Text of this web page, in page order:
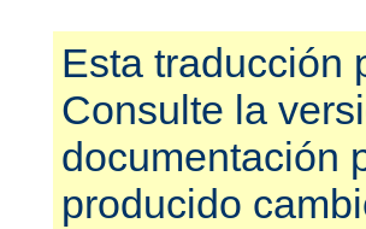
Esta traducción
Consulte la
documentación
producido